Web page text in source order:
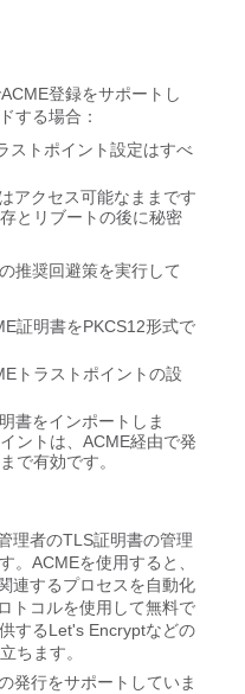
登録をサポートし
する場合：
ストポイント設定はすべ
アクセス可能なままです
とリブートの後に秘密
推奨回避策を実行して
証明書をPKCS12形式で
トラストポイントの設
書をインポートしま
ントは、ACME経由で発
で有効です。
理者のTLS証明書の管理
。ACMEを使用すると、
連するプロセスを自動化
トコルを使用して無料で
するLet's Encryptなどの
ちます。
発行をサポートしていま